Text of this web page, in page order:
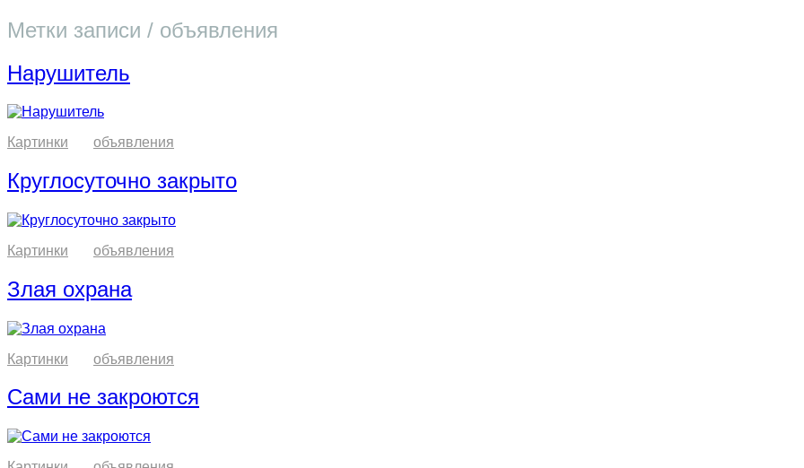
Метки записи / объявления
Нарушитель
Картинки объявления
Круглосуточно закрыто
Картинки объявления
Злая охрана
Картинки объявления
Сами не закроются